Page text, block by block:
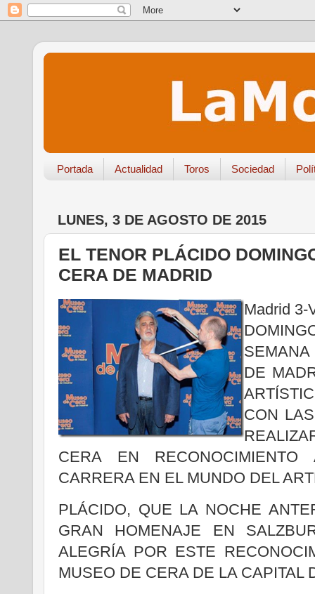
Portada Actualidad Toros Sociedad
LUNES, 3 DE AGOSTO DE 2015
EL TENOR PLÁCIDO
CERA DE MADRID
Madrid 3-
DE
CON
CERA EN RECONOCIMIENTO
CARRERA EN EL MUNDO DEL
PLÁCIDO, QUE LA NOCHE
GRAN HOMENAJE EN
ALEGRÍA POR ESTE
MUSEO DE CERA DE LA CAPITAL